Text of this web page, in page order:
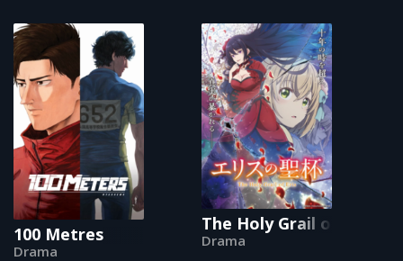
100 Metres
Drama
The Holy Grail of Eris
Drama